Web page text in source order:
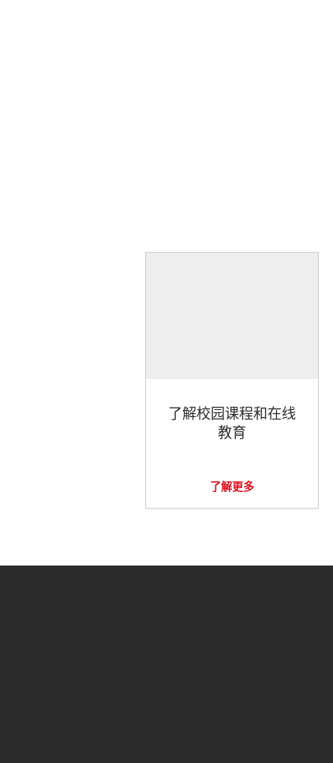
了解校园课程和在线
教育
了解更多